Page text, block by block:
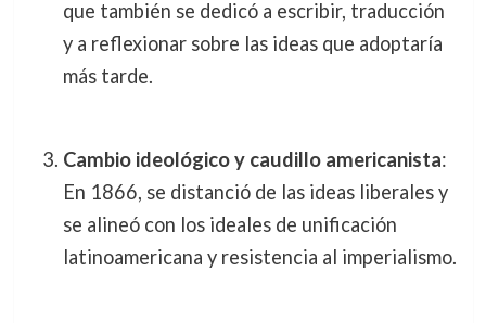
que también se dedicó a escribir, traducción
y a reflexionar sobre las ideas que adoptaría
más tarde.
Cambio ideológico y caudillo americanista:
En 1866, se distanció de las ideas liberales y
se alineó con los ideales de unificación
latinoamericana y resistencia al imperialismo.